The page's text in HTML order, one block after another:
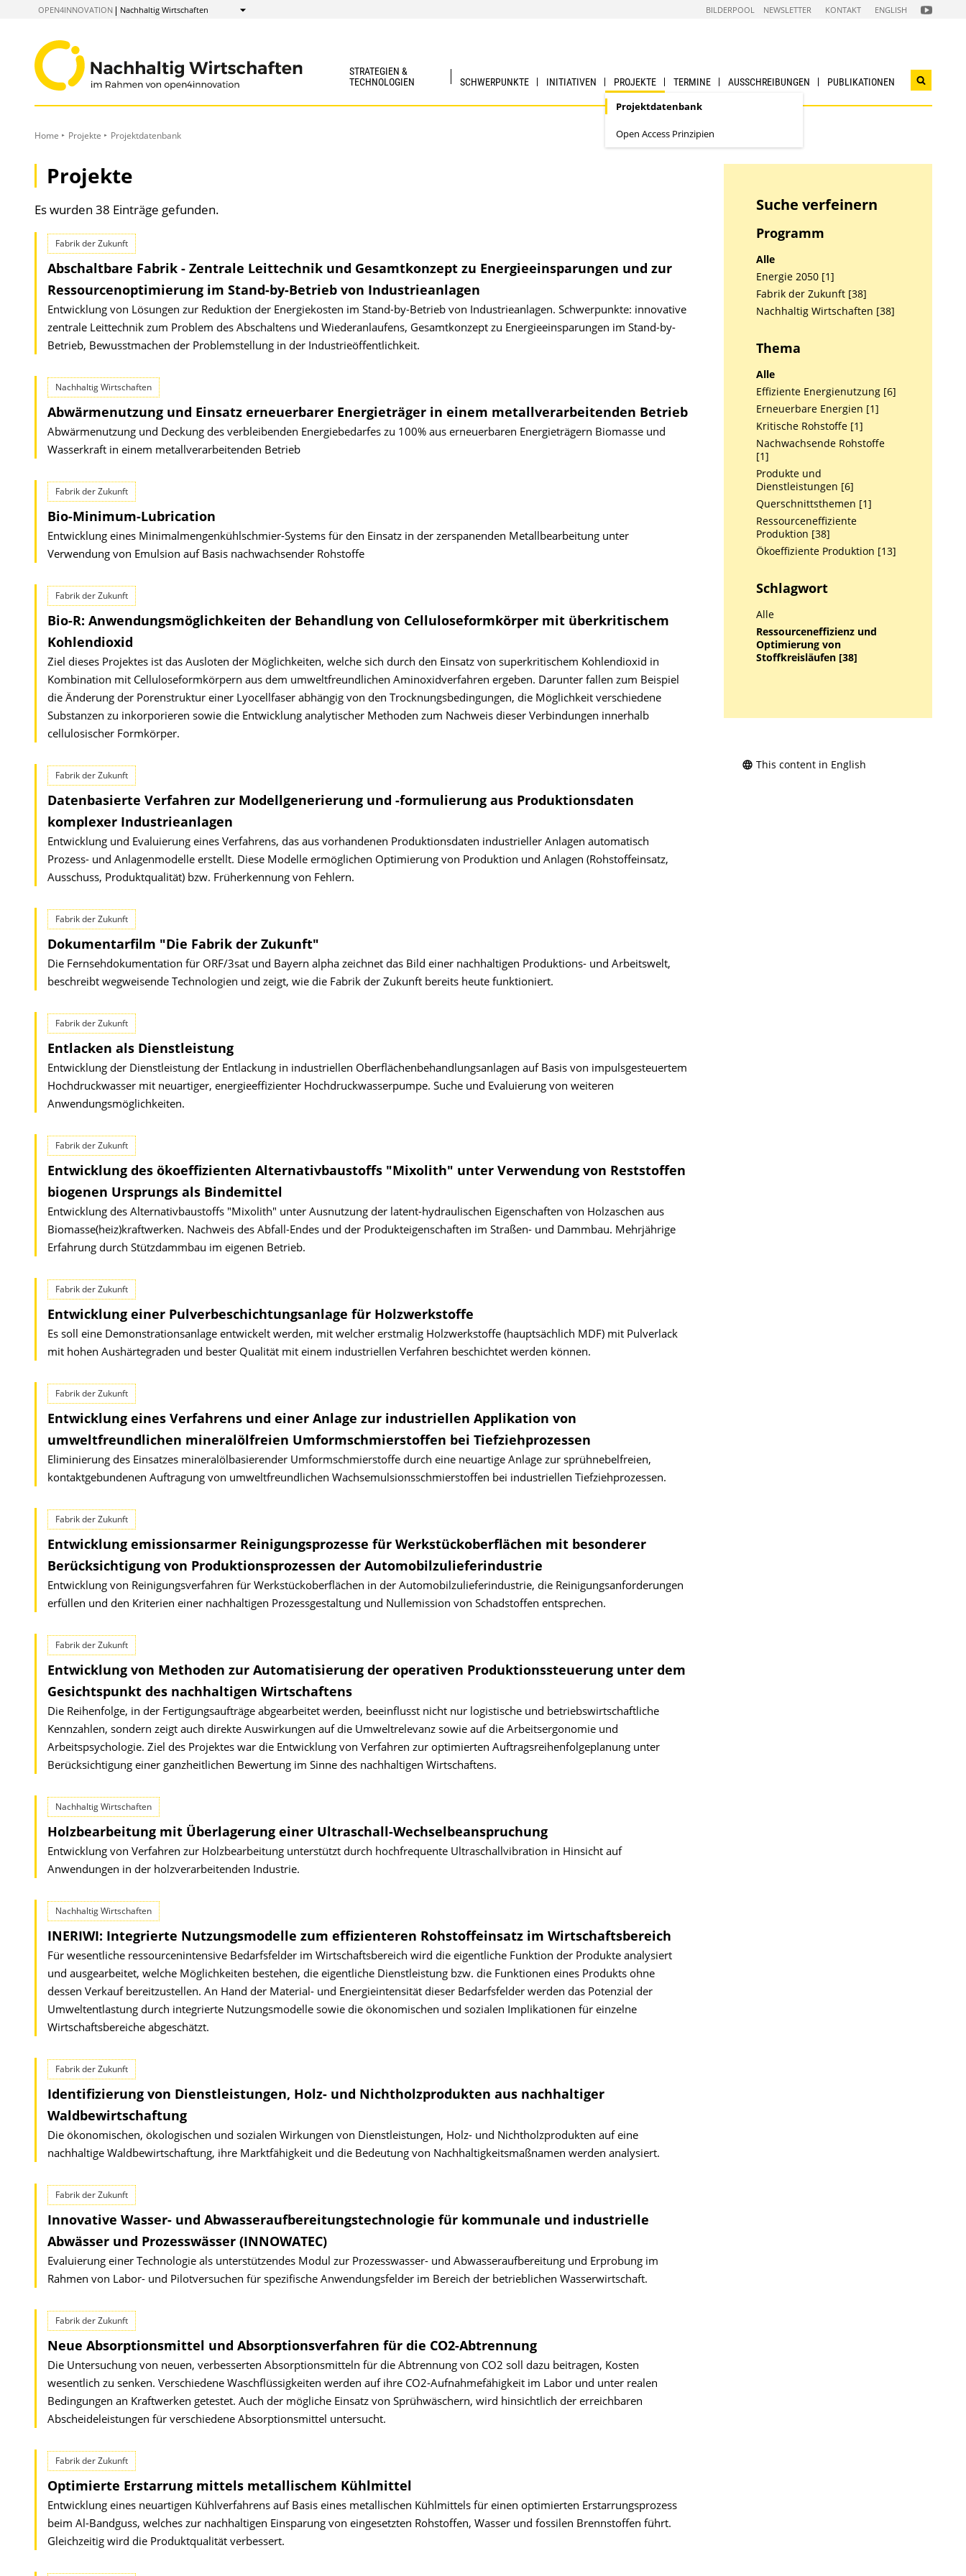
OPEN4INNOVATION Nachhaltig Wirtschaften
Anzeigen
BILDERPOOL NEWSLETTER KONTAKT ENGLISH FOLGEN
SIE
STRATEGIEN &
TECHNOLOGIEN
SCHWERPUNKTE INITIATIVEN PROJEKTE
Projektdatenbank
Open Access Prinzipien
TERMINE AUSSCHREIBUNGEN PUBLIKATIONEN
Home Projekte Projektdatenbank
Projekte
Es wurden 38 Einträge gefunden.
Fabrik der Zukunft
Abschaltbare Fabrik - Zentrale Leittechnik und Gesamtkonzept zu Energieeinsparungen und zur
Ressourcenoptimierung im Stand-by-Betrieb von Industrieanlagen
Entwicklung von Lösungen zur Reduktion der Energiekosten im Stand-by-Betrieb von Industrieanlagen. Schwerpunkte: innovative
zentrale Leittechnik zum Problem des Abschaltens und Wiederanlaufens, Gesamtkonzept zu Energieeinsparungen im Stand-by-
Betrieb, Bewusstmachen der Problemstellung in der Industrieöffentlichkeit.
Nachhaltig Wirtschaften
Abwärmenutzung und Einsatz erneuerbarer Energieträger in einem metallverarbeitenden Betrieb
Abwärmenutzung und Deckung des verbleibenden Energiebedarfes zu 100% aus erneuerbaren Energieträgern Biomasse und
Wasserkraft in einem metallverarbeitenden Betrieb
Fabrik der Zukunft
Bio-Minimum-Lubrication
Entwicklung eines Minimalmengenkühlschmier-Systems für den Einsatz in der zerspanenden Metallbearbeitung unter
Verwendung von Emulsion auf Basis nachwachsender Rohstoffe
Fabrik der Zukunft
Bio-R: Anwendungsmöglichkeiten der Behandlung von Celluloseformkörper mit überkritischem
Kohlendioxid
Ziel dieses Projektes ist das Ausloten der Möglichkeiten, welche sich durch den Einsatz von superkritischem Kohlendioxid in
Kombination mit Celluloseformkörpern aus dem umweltfreundlichen Aminoxidverfahren ergeben. Darunter fallen zum Beispiel
die Änderung der Porenstruktur einer Lyocellfaser abhängig von den Trocknungsbedingungen, die Möglichkeit verschiedene
Substanzen zu inkorporieren sowie die Entwicklung analytischer Methoden zum Nachweis dieser Verbindungen innerhalb
cellulosischer Formkörper.
Fabrik der Zukunft
Datenbasierte Verfahren zur Modellgenerierung und -formulierung aus Produktionsdaten
komplexer Industrieanlagen
Entwicklung und Evaluierung eines Verfahrens, das aus vorhandenen Produktionsdaten industrieller Anlagen automatisch
Prozess- und Anlagenmodelle erstellt. Diese Modelle ermöglichen Optimierung von Produktion und Anlagen (Rohstoffeinsatz,
Ausschuss, Produktqualität) bzw. Früherkennung von Fehlern.
Fabrik der Zukunft
Dokumentarfilm "Die Fabrik der Zukunft"
Die Fernsehdokumentation für ORF/3sat und Bayern alpha zeichnet das Bild einer nachhaltigen Produktions- und Arbeitswelt,
beschreibt wegweisende Technologien und zeigt, wie die Fabrik der Zukunft bereits heute funktioniert.
Fabrik der Zukunft
Entlacken als Dienstleistung
Entwicklung der Dienstleistung der Entlackung in industriellen Oberflächenbehandlungsanlagen auf Basis von impulsgesteuertem
Hochdruckwasser mit neuartiger, energieeffizienter Hochdruckwasserpumpe. Suche und Evaluierung von weiteren
Anwendungsmöglichkeiten.
Fabrik der Zukunft
Entwicklung des ökoeffizienten Alternativbaustoffs "Mixolith" unter Verwendung von Reststoffen
biogenen Ursprungs als Bindemittel
Entwicklung des Alternativbaustoffs "Mixolith" unter Ausnutzung der latent-hydraulischen Eigenschaften von Holzaschen aus
Biomasse(heiz)kraftwerken. Nachweis des Abfall-Endes und der Produkteigenschaften im Straßen- und Dammbau. Mehrjährige
Erfahrung durch Stützdammbau im eigenen Betrieb.
Fabrik der Zukunft
Entwicklung einer Pulverbeschichtungsanlage für Holzwerkstoffe
Es soll eine Demonstrationsanlage entwickelt werden, mit welcher erstmalig Holzwerkstoffe (hauptsächlich MDF) mit Pulverlack
mit hohen Aushärtegraden und bester Qualität mit einem industriellen Verfahren beschichtet werden können.
Fabrik der Zukunft
Entwicklung eines Verfahrens und einer Anlage zur industriellen Applikation von
umweltfreundlichen mineralölfreien Umformschmierstoffen bei Tiefziehprozessen
Eliminierung des Einsatzes mineralölbasierender Umformschmierstoffe durch eine neuartige Anlage zur sprühnebelfreien,
kontaktgebundenen Auftragung von umweltfreundlichen Wachsemulsionsschmierstoffen bei industriellen Tiefziehprozessen.
Fabrik der Zukunft
Entwicklung emissionsarmer Reinigungsprozesse für Werkstückoberflächen mit besonderer
Berücksich­tigung von Produktionsprozessen der Automobil­zulieferindustrie
Entwicklung von Reinigungsverfahren für Werkstückoberflächen in der Automobilzulieferindustrie, die Reinigungsanforderungen
erfüllen und den Kriterien einer nachhaltigen Prozessgestaltung und Nullemission von Schadstoffen entsprechen.
Fabrik der Zukunft
Entwicklung von Methoden zur Automatisierung der operativen Produktionssteuerung unter dem
Gesichtspunkt des nachhaltigen Wirtschaftens
Die Reihenfolge, in der Fertigungsaufträge abgearbeitet werden, beeinflusst nicht nur logistische und betriebswirtschaftliche
Kennzahlen, sondern zeigt auch direkte Auswirkungen auf die Umweltrelevanz sowie auf die Arbeitsergonomie und
Arbeitspsychologie. Ziel des Projektes war die Entwicklung von Verfahren zur optimierten Auftragsreihenfolgeplanung unter
Berücksichtigung einer ganzheitlichen Bewertung im Sinne des nachhaltigen Wirtschaftens.
Nachhaltig Wirtschaften
Holzbearbeitung mit Überlagerung einer Ultraschall-Wechselbeanspruchung
Entwicklung von Verfahren zur Holzbearbeitung unterstützt durch hochfrequente Ultraschallvibration in Hinsicht auf
Anwendungen in der holzverarbeitenden Industrie.
Nachhaltig Wirtschaften
INERIWI: Integrierte Nutzungsmodelle zum effizienteren Rohstoffeinsatz im Wirtschaftsbereich
Für wesentliche ressourcenintensive Bedarfsfelder im Wirtschaftsbereich wird die eigentliche Funktion der Produkte analysiert
und ausgearbeitet, welche Möglichkeiten bestehen, die eigentliche Dienstleistung bzw. die Funktionen eines Produkts ohne
dessen Verkauf bereitzustellen. An Hand der Material- und Energieintensität dieser Bedarfsfelder werden das Potenzial der
Umweltentlastung durch integrierte Nutzungsmodelle sowie die ökonomischen und sozialen Implikationen für einzelne
Wirtschaftsbereiche abgeschätzt.
Fabrik der Zukunft
Identifizierung von Dienstleistungen, Holz- und Nichtholzprodukten aus nachhaltiger
Waldbewirtschaftung
Die ökonomischen, ökologischen und sozialen Wirkungen von Dienstleistungen, Holz- und Nichtholzprodukten auf eine
nachhaltige Waldbewirtschaftung, ihre Marktfähigkeit und die Bedeutung von Nachhaltigkeitsmaßnamen werden analysiert.
Fabrik der Zukunft
Innovative Wasser- und Abwasseraufbereitungs­technologie für kommunale und industrielle
Abwässer und Prozesswässer (INNOWATEC)
Evaluierung einer Technologie als unterstützendes Modul zur Prozesswasser- und Abwasseraufbereitung und Erprobung im
Rahmen von Labor- und Pilotversuchen für spezifische Anwendungsfelder im Bereich der betrieblichen Wasserwirtschaft.
Fabrik der Zukunft
Neue Absorptionsmittel und Absorptionsverfahren für die CO2-Abtrennung
Die Untersuchung von neuen, verbesserten Absorptionsmitteln für die Abtrennung von CO2 soll dazu beitragen, Kosten
wesentlich zu senken. Verschiedene Waschflüssigkeiten werden auf ihre CO2-Aufnahmefähigkeit im Labor und unter realen
Bedingungen an Kraftwerken getestet. Auch der mögliche Einsatz von Sprühwäschern, wird hinsichtlich der erreichbaren
Abscheideleistungen für verschiedene Absorptionsmittel untersucht.
Fabrik der Zukunft
Optimierte Erstarrung mittels metallischem Kühlmittel
Entwicklung eines neuartigen Kühlverfahrens auf Basis eines metallischen Kühlmittels für einen optimierten Erstarrungsprozess
beim Al-Bandguss, welches zur nachhaltigen Einsparung von eingesetzten Rohstoffen, Wasser und fossilen Brennstoffen führt.
Gleichzeitig wird die Produktqualität verbessert.
Suche verfeinern
Programm
Alle
Energie 2050 [1]
Fabrik der Zukunft [38]
Nachhaltig Wirtschaften [38]
Thema
Alle
Effiziente Energienutzung [6]
Erneuerbare Energien [1]
Kritische Rohstoffe [1]
Nachwachsende Rohstoffe
[1]
Produkte und
Dienstleistungen [6]
Querschnittsthemen [1]
Ressourceneffiziente
Produktion [38]
Ökoeffiziente Produktion [13]
Schlagwort
Alle
Ressourceneffizienz und
Optimierung von
Stoffkreisläufen [38]
This content in English